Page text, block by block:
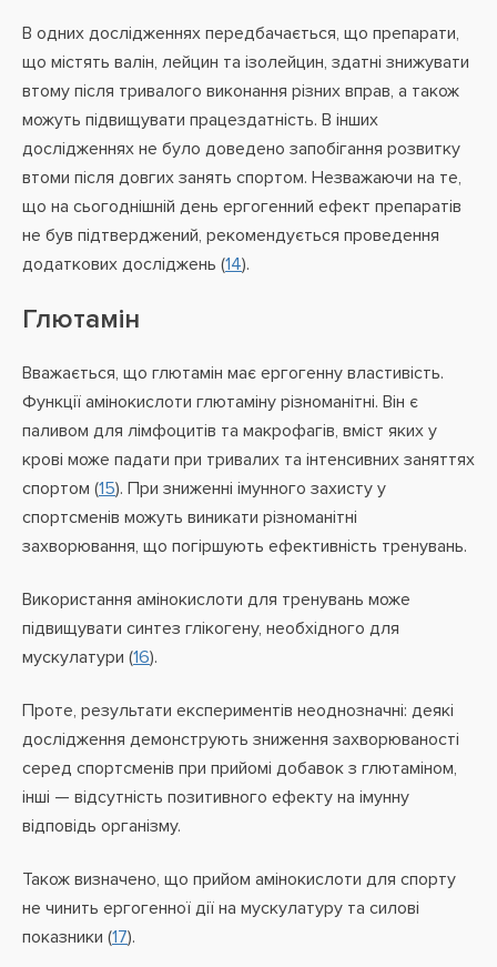
В одних дослідженнях передбачається, що препарати,
що містять валін, лейцин та ізолейцин, здатні знижувати
втому після тривалого виконання різних вправ, а також
можуть підвищувати працездатність. В інших
дослідженнях не було доведено запобігання розвитку
втоми після довгих занять спортом. Незважаючи на те,
що на сьогоднішній день ергогенний ефект препаратів
не був підтверджений, рекомендується проведення
додаткових досліджень (14).
Глютамін
Вважається, що глютамін має ергогенну властивість.
Функції амінокислоти глютаміну різноманітні. Він є
паливом для лімфоцитів та макрофагів, вміст яких у
крові може падати при тривалих та інтенсивних заняттях
спортом (15). При зниженні імунного захисту у
спортсменів можуть виникати різноманітні
захворювання, що погіршують ефективність тренувань.
Використання амінокислоти для тренувань може
підвищувати синтез глікогену, необхідного для
мускулатури (16).
Проте, результати експериментів неоднозначні: деякі
дослідження демонструють зниження захворюваності
серед спортсменів при прийомі добавок з глютаміном,
інші — відсутність позитивного ефекту на імунну
відповідь організму.
Також визначено, що прийом амінокислоти для спорту
не чинить ергогенної дії на мускулатуру та силові
показники (17).